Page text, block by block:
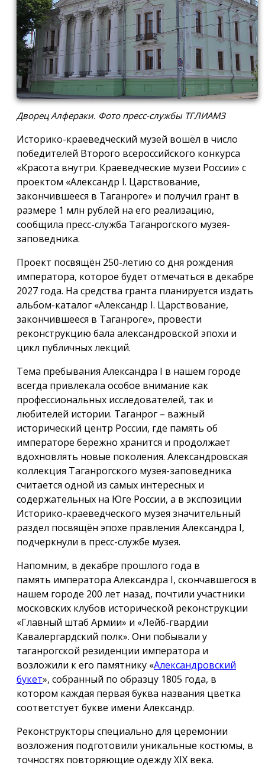
Дворец Алфераки. Фото пресс-службы ТГЛИАМЗ
Историко-краеведческий музей вошёл в число
победителей Второго всероссийского конкурса
«Красота внутри. Краеведческие музеи России» с
проектом «Александр I. Царствование,
закончившееся в Таганроге» и получил грант в
размере 1 млн рублей на его реализацию,
сообщила пресс-служба Таганрогского музея-
заповедника.
Проект посвящён 250-летию со дня рождения
императора, которое будет отмечаться в декабре
2027 года. На средства гранта планируется издать
альбом-каталог «Александр I. Царствование,
закончившееся в Таганроге», провести
реконструкцию бала александровской эпохи и
цикл публичных лекций.
Тема пребывания Александра I в нашем городе
всегда привлекала особое внимание как
профессиональных исследователей, так и
любителей истории. Таганрог – важный
исторический центр России, где память об
императоре бережно хранится и продолжает
вдохновлять новые поколения. Александровская
коллекция Таганрогского музея-заповедника
считается одной из самых интересных и
содержательных на Юге России, а в экспозиции
Историко-краеведческого музея значительный
раздел посвящён эпохе правления Александра I,
подчеркнули в пресс-службе музея.
Напомним, в декабре прошлого года в
память императора Александра I, скончавшегося в
нашем городе 200 лет назад, почтили участники
московских клубов исторической реконструкции
«Главный штаб Армии» и «Лейб-гвардии
Кавалергардский полк». Они побывали у
таганрогской резиденции императора и
возложили к его памятнику «Александровский
букет», собранный по образцу 1805 года, в
котором каждая первая буква названия цветка
соответстует букве имени Александр.
Реконструкторы специально для церемонии
возложения подготовили уникальные костюмы, в
точностях повторяющие одежду ХIX века.